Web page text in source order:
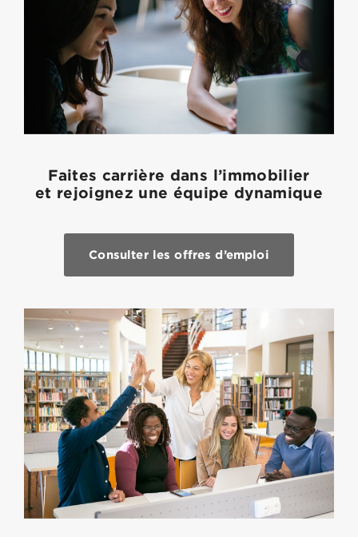
Faites carrière dans l’immobilier
et rejoignez une équipe dynamique
Consulter les offres d’emploi